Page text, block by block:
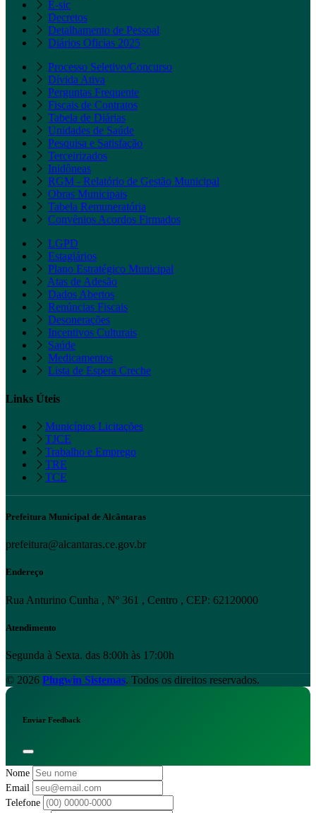
E-sic
Decretos
Detalhamento de Pessoal
Diários Oficias 2025
Processo Seletivo/Concurso
Dívida Ativa
Perguntas Frequente
Fiscais de Contratos
Tabela de Diárias
Unidades de Saúde
Pesquisa e Satisfação
Terceirizados
Inidôneas
RGM - Relatório de Gestão Municipal
Obras Municipais
Tabela Remuneratória
Convênios Acordos Firmados
LGPD
Estagiários
Plano Estratégico Municipal
Atas de Adesão
Dados Abertos
Renúncias Fiscais
Desonerações
Incentivos Culturais
Saúde
Medicamentos
Lista de Espera Creche
Links Úteis
Municípios Licitações
TJCE
Trabalho e Emprego
TRE
TCE
Prefeitura Municipal de Alcântaras
prefeitura@alcantaras.ce.gov.br
Endereço
Rua Anturino Cunha , Nº 361 , Centro , CEP: 62120000
Atendimento
Segunda à Sexta. das 8:00h às 17:00h
© 2026 Plugwin Sistemas. Todos os direitos reservados.
Enviar Feedback
Nome
Email
Telefone